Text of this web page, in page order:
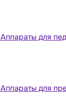
Аппараты для
Аппараты для